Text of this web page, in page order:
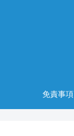
免責事項